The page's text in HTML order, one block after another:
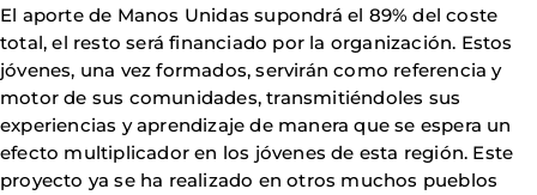
El aporte de Manos Unidas supondrá el 89% del coste
total, el resto será financiado por la organización. Estos
jóvenes, una vez formados, servirán como referencia y
motor de sus comunidades, transmitiéndoles sus
experiencias y aprendizaje de manera que se espera un
efecto multiplicador en los jóvenes de esta región. Este
proyecto ya se ha realizado en otros muchos pueblos